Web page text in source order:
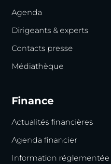
Agenda
Dirigeants & experts
Contacts presse
Médiathèque
Finance
Actualités financières
Agenda financier
Information réglementée